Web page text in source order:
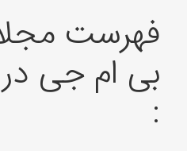
فهرست
: